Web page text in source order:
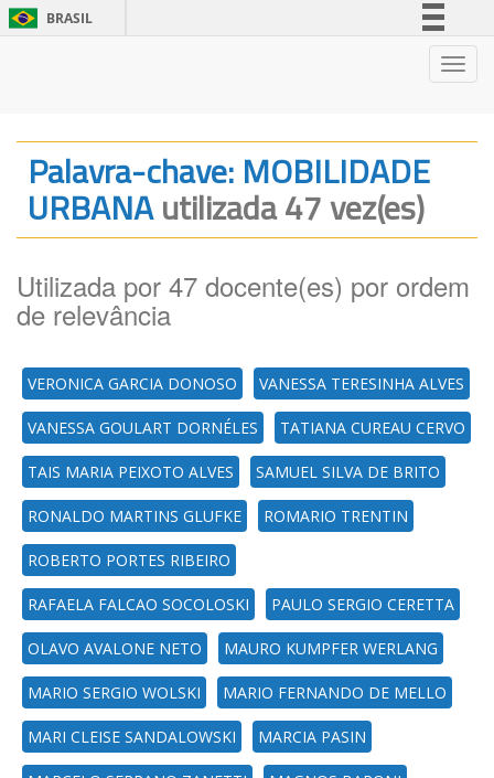
BRASIL
Legislação
Canais
Palavra-chave: MOBILIDADE
URBANAutilizada 47 vez(es)
Utilizada por 47 docente(es) por ordem
de relevância
VERONICA GARCIA DONOSO VANESSA TERESINHA ALVES
VANESSA GOULART DORNÉLES TATIANA CUREAU CERVO
TAIS MARIA PEIXOTO ALVES SAMUEL SILVA DE BRITO
RONALDO MARTINS GLUFKE ROMARIO TRENTIN
ROBERTO PORTES RIBEIRO
RAFAELA FALCAO SOCOLOSKI PAULO SERGIO CERETTA
OLAVO AVALONE NETO MAURO KUMPFER WERLANG
MARIO SERGIO WOLSKI MARIO FERNANDO DE MELLO
MARI CLEISE SANDALOWSKI MARCIA PASIN